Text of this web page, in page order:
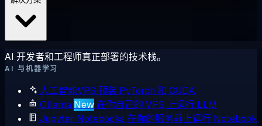
AI 开发者和工程师真正部署的技术栈。
AI 与机器学习
人工智能VPS 预装 PyTorch 和 CUDA
Ollama New在你自己的 VPS 上运行 LLM
Jupyter Notebooks 在你的服务器上运行 Notebook